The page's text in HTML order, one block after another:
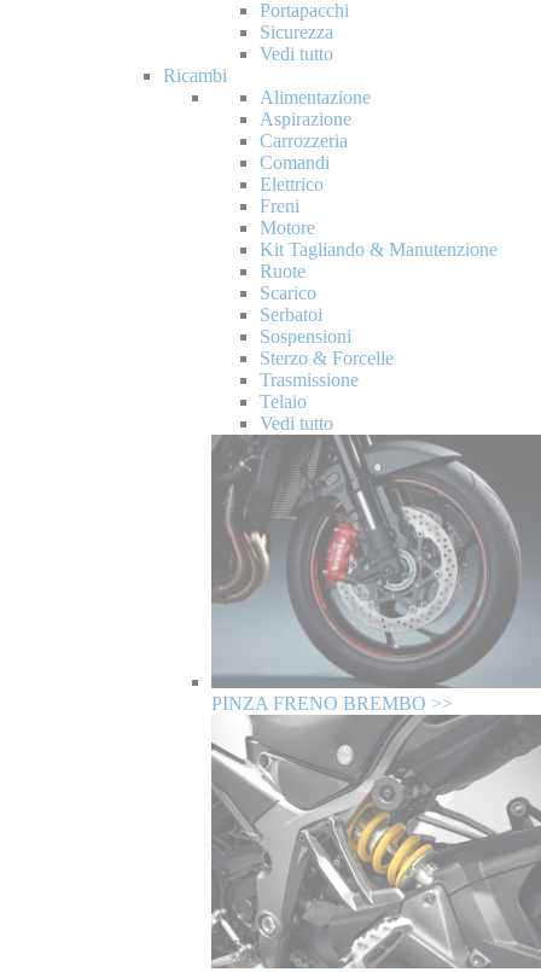
Portapacchi
Sicurezza
Vedi tutto
Ricambi
Alimentazione
Aspirazione
Carrozzeria
Comandi
Elettrico
Freni
Motore
Kit Tagliando & Manutenzione
Ruote
Scarico
Serbatoi
Sospensioni
Sterzo & Forcelle
Trasmissione
Telaio
Vedi tutto
PINZA FRENO BREMBO >>